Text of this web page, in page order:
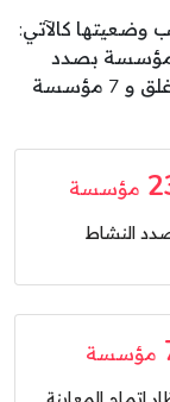
وضعيتها كالآتي:
مؤسسة بصدد تدارك نقائص و 236 مؤسسة بصدد
النشاط و 69 مؤسسة صدر بشأنها اقتراح غلق و 7 مؤسسة
مؤسسة
النشاط
مؤسسة